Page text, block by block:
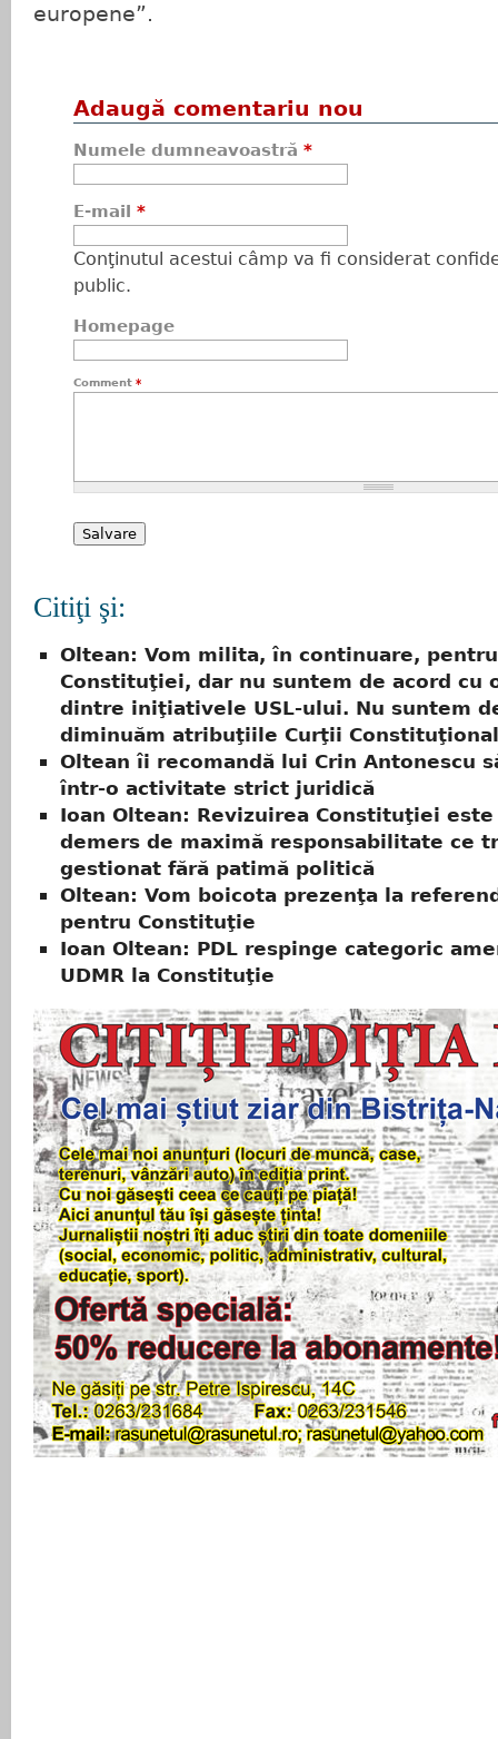
europene”.
Adaugă comentariu nou
Numele dumneavoastră *
E-mail *
Conţinutul acestui câmp va fi considerat
public.
Homepage
Comment *
Citiţi şi:
Oltean: Vom milita, în continuare,
Constituţiei, dar nu suntem de acord cu
dintre iniţiativele USL-ului. Nu suntem
diminuăm atribuţiile Curţii
Oltean îi recomandă lui Crin Antonescu
într-o activitate strict juridică
Ioan Oltean: Revizuirea Constituţiei este
demers de maximă responsabilitate ce
gestionat fără patimă politică
Oltean: Vom boicota prezenţa la
pentru Constituţie
Ioan Oltean: PDL respinge categoric
UDMR la Constituţie